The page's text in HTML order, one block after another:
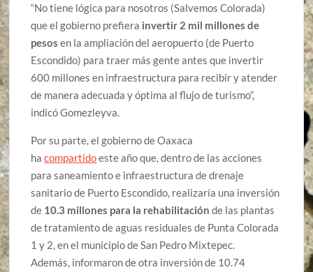
“No tiene lógica para nosotros (Salvemos Colorada)
que el gobierno prefiera invertir 2 mil millones de
pesos en la ampliación del aeropuerto (de Puerto
Escondido) para traer más gente antes que invertir
600 millones en infraestructura para recibir y atender
de manera adecuada y óptima al flujo de turismo”,
indicó Gomezleyva.
Por su parte, el gobierno de Oaxaca
hacompartidoeste año que, dentro de las acciones
para saneamiento e infraestructura de drenaje
sanitario de Puerto Escondido, realizaría una inversión
de 10.3 millones para la rehabilitación de las plantas
de tratamiento de aguas residuales de Punta Colorada
1 y 2, en el municipio de San Pedro Mixtepec.
Además, informaron de otra inversión de 10.74